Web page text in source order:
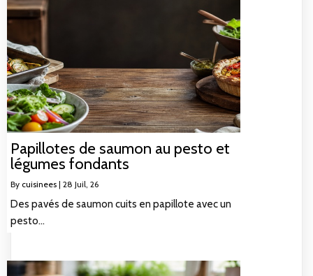
Papillotes de saumon au pesto et
légumes fondants
By cuisinees | 28 Juil, 26
Des pavés de saumon cuits en papillote avec un
pesto…